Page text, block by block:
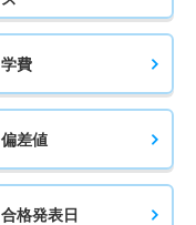
学費
偏差値
合格発表日